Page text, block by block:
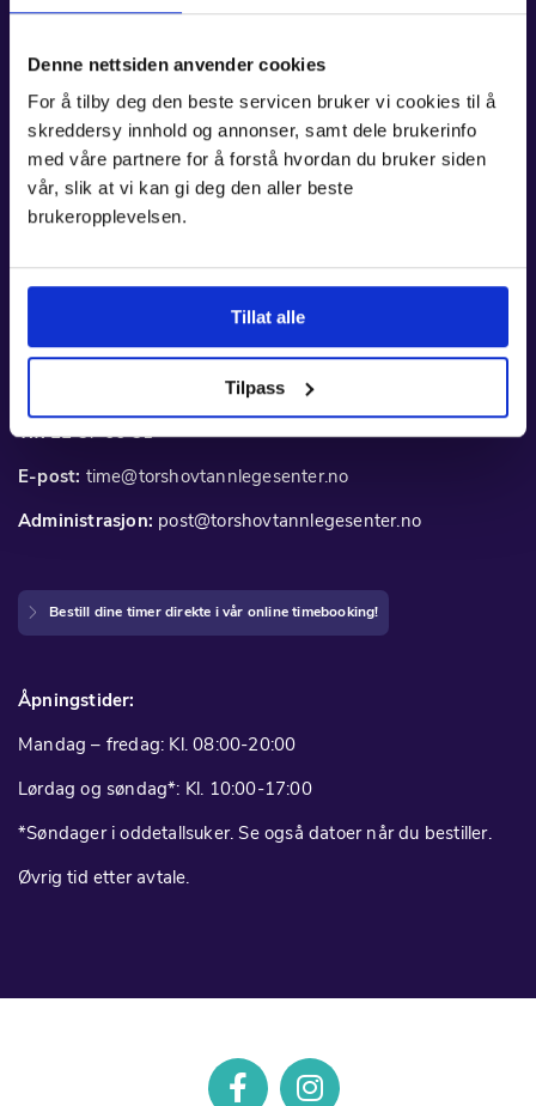
Denne nettsiden anvender cookies
For å tilby deg den beste servicen bruker vi cookies til å
skreddersy innhold og annonser, samt dele brukerinfo
med våre partnere for å forstå hvordan du bruker siden
vår, slik at vi kan gi deg den aller beste
brukeropplevelsen.
Tillat alle
Tilpass
Besøksadresse
Fagerheimgata 18
Tlf: 22 37 66 31
E-post: time@torshovtannlegesenter.no
Administrasjon: post@torshovtannlegesenter.no
Bestill dine timer direkte i vår online timebooking!
Åpningstider:
Mandag – fredag: Kl. 08:00-20:00
Lørdag og søndag*: Kl. 10:00-17:00
*Søndager i oddetallsuker. Se også datoer når du bestiller.
Øvrig tid etter avtale.